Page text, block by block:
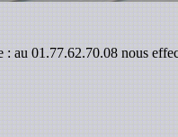
au 01.77.62.70.08 nous